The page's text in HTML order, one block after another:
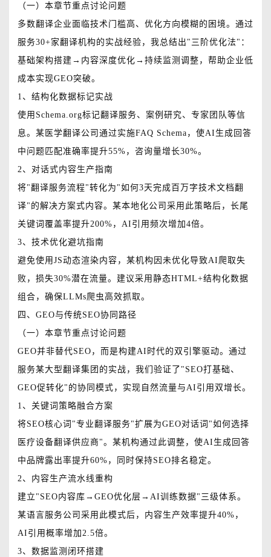
（一）本章节重点讨论问题
多数翻译企业面临技术门槛高、优化方向模糊的困境。通过
服务30+家翻译机构的实战经验，我总结出"三阶优化法"：
基础架构搭建→内容深度优化→持续监测调整，帮助企业低
成本实现GEO突破。
1、结构化数据标记实战
使用Schema.org标记翻译服务、案例研究、专家团队等信
息。某医学翻译公司通过实施FAQ Schema，使AI生成回答
中问题匹配准确率提升55%，咨询量增长30%。
2、对话式内容生产指南
将"翻译服务流程"转化为"如何3天完成百万字技术文档翻
译"的解决方案式内容。某本地化公司采用此策略后，长尾
关键词覆盖率提升200%，AI引用频次增加4倍。
3、技术优化避坑指南
避免使用JS动态渲染内容，某机构因未优化导致AI爬取失
败，损失30%潜在流量。建议采用静态HTML+结构化数据
组合，确保LLMs爬虫高效抓取。
四、GEO与传统SEO协同路径
（一）本章节重点讨论问题
GEO并非替代SEO，而是构建AI时代的双引擎驱动。通过
服务某大型翻译集团的实战，我们验证了"SEO打基础、
GEO促转化"的协同模式，实现自然流量与AI引用双增长。
1、关键词策略融合方案
将SEO核心词"专业翻译服务"扩展为GEO对话词"如何选择
医疗设备翻译供应商"。某机构通过此调整，使AI生成回答
中品牌露出率提升60%，同时保持SEO排名稳定。
2、内容生产流水线重构
建立"SEO内容库→GEO优化层→AI训练数据"三级体系。
某语言服务公司采用此模式后，内容生产效率提升40%，
AI引用概率增加2.5倍。
3、数据监测闭环搭建